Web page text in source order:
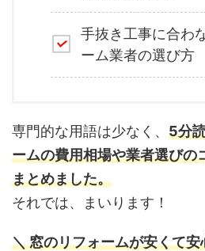
手抜き工事に合わ
ーム業者の選び方
専門的な用語は少なく、 5分
ームの費用相場や業者選びの
まとめました。
それでは、まいります！
＼ 窓のリフォームが安くて